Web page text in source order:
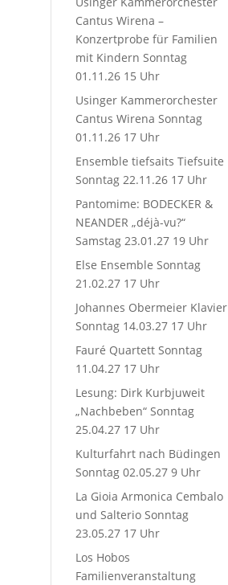
Cantus Wirena –
Konzertprobe für Familien
mit Kindern Sonntag
01.11.26 15 Uhr
Usinger Kammerorchester
Cantus Wirena Sonntag
01.11.26 17 Uhr
Ensemble tiefsaits Tiefsuite
Sonntag 22.11.26 17 Uhr
Pantomime: BODECKER &
NEANDER „déjà-vu?“
Samstag 23.01.27 19 Uhr
Else Ensemble Sonntag
21.02.27 17 Uhr
Johannes Obermeier Klavier
Sonntag 14.03.27 17 Uhr
Fauré Quartett Sonntag
11.04.27 17 Uhr
Lesung: Dirk Kurbjuweit
„Nachbeben“ Sonntag
25.04.27 17 Uhr
Kulturfahrt nach Büdingen
Sonntag 02.05.27 9 Uhr
La Gioia Armonica Cembalo
und Salterio Sonntag
23.05.27 17 Uhr
Los Hobos
Familienveranstaltung